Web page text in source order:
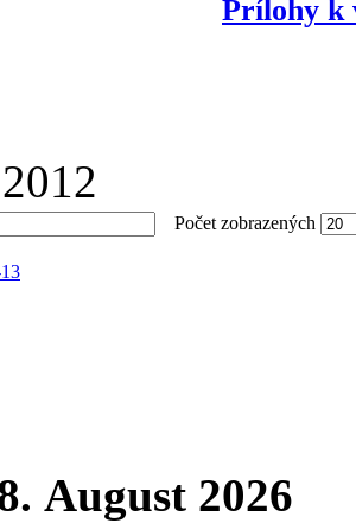
Prílohy k
Počet zobrazených
August 2026